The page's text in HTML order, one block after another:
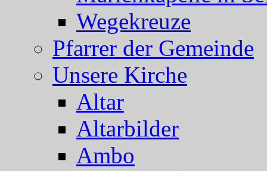
Wegekreuze
Pfarrer der Gemeinde
Unsere Kirche
Altar
Altarbilder
Ambo